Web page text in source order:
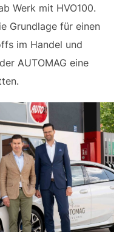
Werk mit HVO100.
Grundlage für einen
im Handel und
AUTOMAG eine